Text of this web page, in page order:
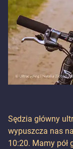
Sędzia główny
wypuszcza nas
10:20. Mamy pół